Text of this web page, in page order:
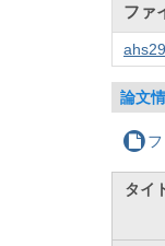
ファ
論文
タイ